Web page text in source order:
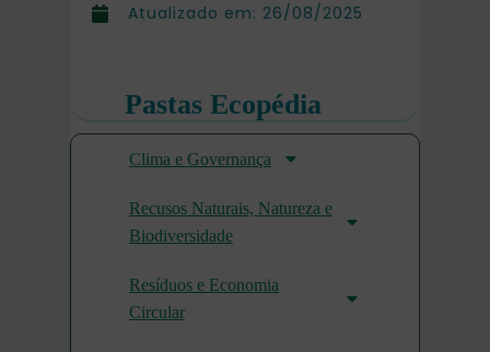
Atualizado em: 26/08/2025
Pastas Ecopédia
Clima e Governança
Recusos Naturais, Natureza e
Biodiversidade
Resíduos e Economia
Circular